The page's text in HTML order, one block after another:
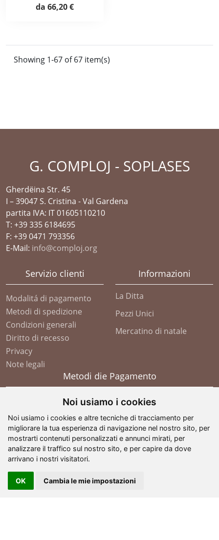
Noi usiamo i cookies
Noi usiamo i cookies e altre tecniche di tracciamento per
migliorare la tua esperienza di navigazione nel nostro sito, per
mostrarti contenuti personalizzati e annunci mirati, per
analizzare il traffico sul nostro sito, e per capire da dove
arrivano i nostri visitatori.
OK Cambia le mie impostazioni
da 66,20 €
Showing 1-67 of 67 item(s)
G. COMPLOJ - SOPLASES
Gherdëina Str. 45
I – 39047 S. Cristina - Val Gardena
partita IVA: IT 01605110210
T: +39 335 6184695
F: +39 0471 793356
E-Mail: info@comploj.org
Servizio clienti
Modalitá di pagamento
Metodi di spedizione
Condizioni generali
Diritto di recesso
Privacy
Note legali
Informazioni
La Ditta
Pezzi Unici
Mercatino di natale
Metodi die Pagamento